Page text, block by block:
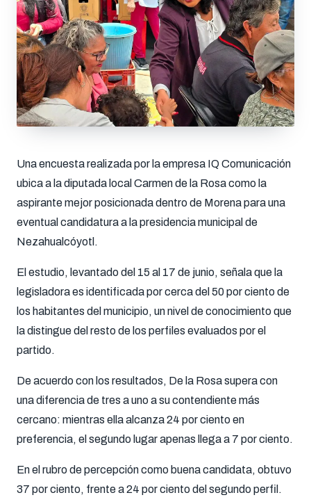
Una encuesta realizada por la empresa IQ Comunicación
ubica a la diputada local Carmen de la Rosa como la
aspirante mejor posicionada dentro de Morena para una
eventual candidatura a la presidencia municipal de
Nezahualcóyotl.
El estudio, levantado del 15 al 17 de junio, señala que la
legisladora es identificada por cerca del 50 por ciento de
los habitantes del municipio, un nivel de conocimiento que
la distingue del resto de los perfiles evaluados por el
partido.
De acuerdo con los resultados, De la Rosa supera con
una diferencia de tres a uno a su contendiente más
cercano: mientras ella alcanza 24 por ciento en
preferencia, el segundo lugar apenas llega a 7 por ciento.
En el rubro de percepción como buena candidata, obtuvo
37 por ciento, frente a 24 por ciento del segundo perfil.